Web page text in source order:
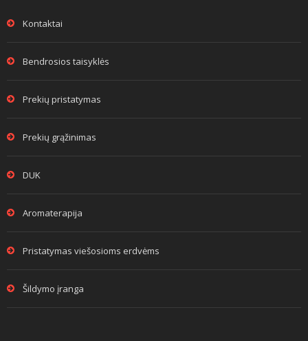
Kontaktai
Bendrosios taisyklės
Prekių pristatymas
Prekių grąžinimas
DUK
Aromaterapija
Pristatymas viešosioms erdvėms
Šildymo įranga